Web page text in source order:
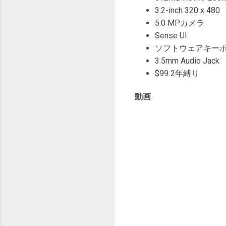
3.2-inch 320 x 480
5.0 MPカメラ
Sense UI
ソフトウェアキー
3.5mm Audio Jack
$99 2年縛り
動画